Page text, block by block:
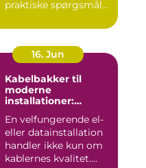
praktiske spørgsmål
16. Jun
Kabelbakker til
moderne
installationer:
anvendelse
En velfungerende el-
eller datainstallation
handler ikke kun om
kablernes kvalitet.